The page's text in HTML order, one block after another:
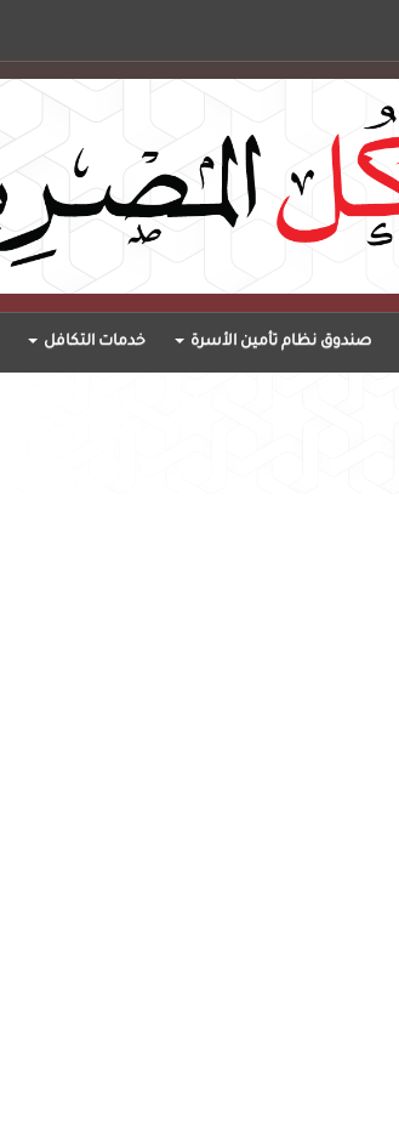
صندوق نظام تأمين الأسرة خدمات التكافل